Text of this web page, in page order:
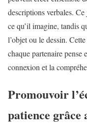
descriptions verbales.
ce qu’il imagine, tandis
l’objet ou le dessin.
chaque partenaire pense
connexion et la
Promouvoir
patience grâce